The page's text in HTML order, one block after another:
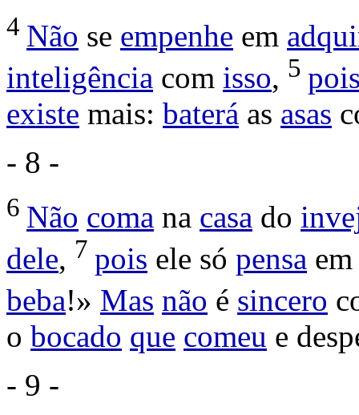
4 Não se empenhe em
inteligência com isso, 5
existe mais: baterá as asas
- 8 -
6 Não coma na casa do
dele, 7 pois ele só pensa
beba!» Mas não é sincero
o bocado que comeu e
- 9 -